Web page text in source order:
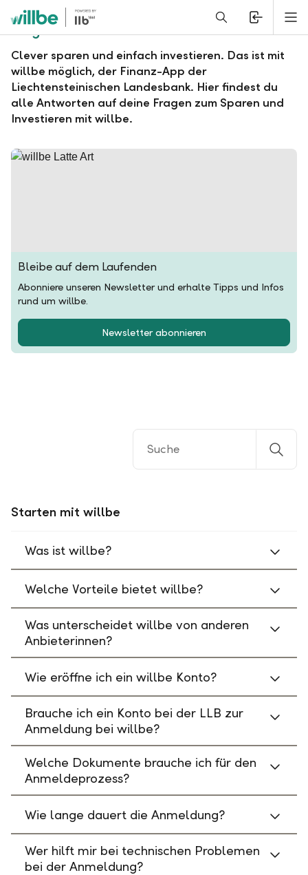
Alerts.Headline
Fragen und Antworten zu willbe
Clever sparen und einfach investieren. Das ist mit
willbe möglich, der Finanz-App der
Liechtensteinischen Landesbank. Hier findest du
alle Antworten auf deine Fragen zum Sparen und
Investieren mit willbe.
Bleibe auf dem Laufenden
Abonniere unseren Newsletter und erhalte Tipps und Infos
rund um willbe.
Newsletter abonnieren
Starten mit willbe
Was ist willbe?
Welche Vorteile bietet willbe?
Was unterscheidet willbe von anderen
Anbieterinnen?
Wie eröffne ich ein willbe Konto?
Brauche ich ein Konto bei der LLB zur
Anmeldung bei willbe?
Welche Dokumente brauche ich für den
Anmeldeprozess?
Wie lange dauert die Anmeldung?
Wer hilft mir bei technischen Problemen
bei der Anmeldung?